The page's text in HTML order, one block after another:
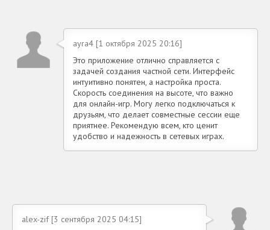
ayra4 [1 октября 2025 20:16]
Это приложение отлично справляется с
задачей создания частной сети. Интерфейс
интуитивно понятен, а настройка проста.
Скорость соединения на высоте, что важно
для онлайн-игр. Могу легко подключаться к
друзьям, что делает совместные сессии еще
приятнее. Рекомендую всем, кто ценит
удобство и надежность в сетевых играх.
alex-zif [3 сентября 2025 04:15]